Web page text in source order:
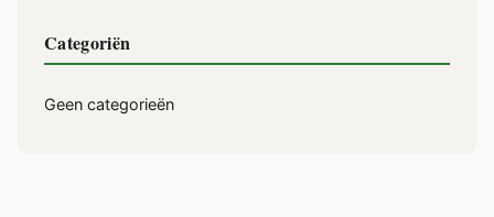
Categoriën
Geen categorieën